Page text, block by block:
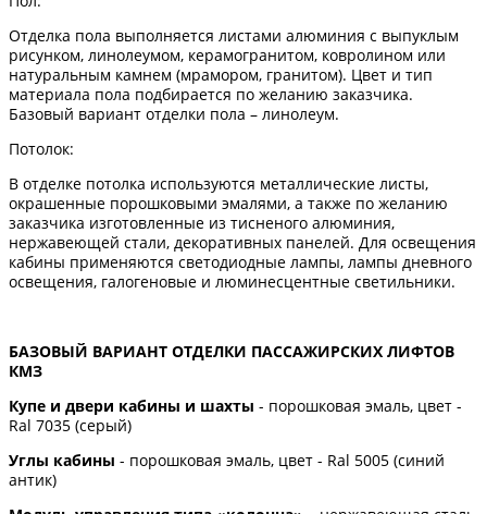
Отделка пола выполняется листами алюминия с выпуклым
рисунком, линолеумом, керамогранитом, ковролином или
натуральным камнем (мрамором, гранитом). Цвет и тип
материала пола подбирается по желанию заказчика.
Базовый вариант отделки пола – линолеум.
Потолок:
В отделке потолка используются металлические листы,
окрашенные порошковыми эмалями, а также по желанию
заказчика изготовленные из тисненого алюминия,
нержавеющей стали, декоративных панелей. Для освещения
кабины применяются светодиодные лампы, лампы дневного
освещения, галогеновые и люминесцентные светильники.
БАЗОВЫЙ ВАРИАНТ ОТДЕЛКИ ПАССАЖИРСКИХ ЛИФТОВ
КМЗ
Купе и двери кабины и шахты - порошковая эмаль, цвет -
Ral 7035 (серый)
Углы кабины - порошковая эмаль, цвет - Ral 5005 (синий
антик)